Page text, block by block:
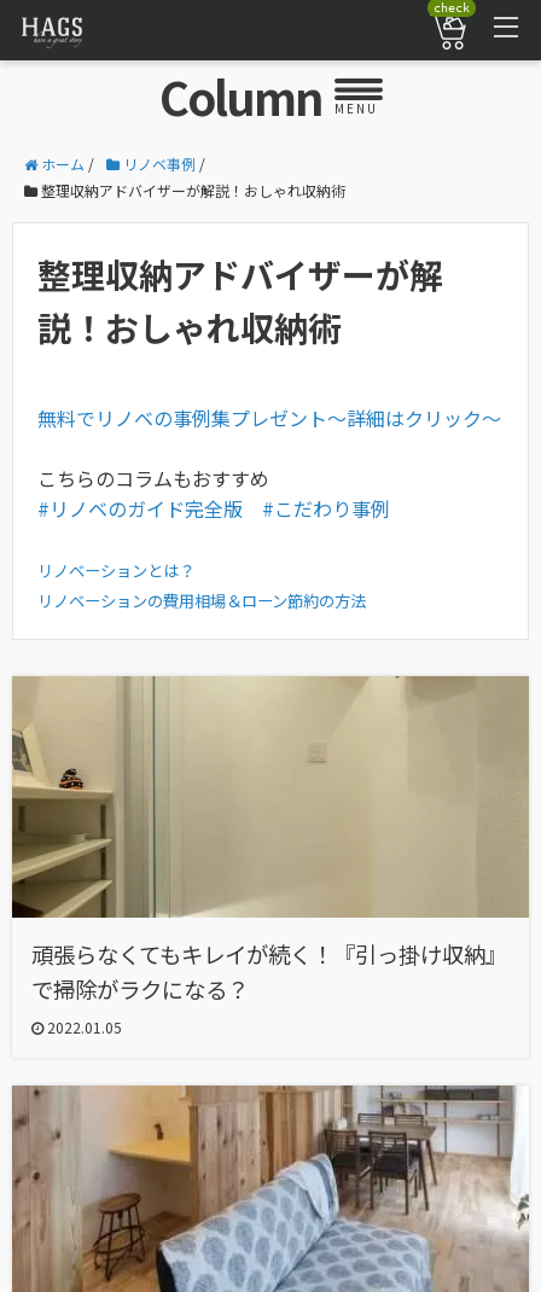
check
Column MENU
ホーム / リノベ事例 /
整理収納アドバイザーが解説！おしゃれ収納術
整理収納アドバイザーが解
説！おしゃれ収納術
無料でリノベの事例集プレゼント〜詳細はクリック〜
こちらのコラムもおすすめ
#リノベのガイド完全版
#こだわり事例
リノベーションとは？
リノベーションの費用相場＆ローン節約の方法
頑張らなくてもキレイが続く！『引っ掛け収納』
で掃除がラクになる？
2022.01.05